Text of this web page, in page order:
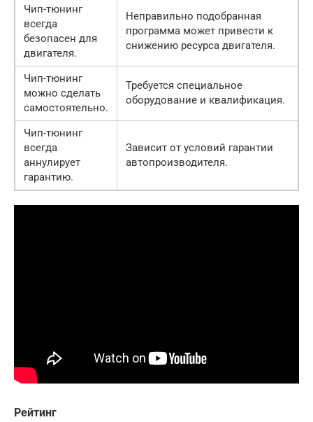
Чип-тюнинг
всегда
безопасен для
двигателя.
Неправильно подобранная
программа может привести к
снижению ресурса двигателя.
Чип-тюнинг
можно сделать
самостоятельно.
Требуется специальное
оборудование и квалификация.
Чип-тюнинг
всегда
аннулирует
гарантию.
Зависит от условий гарантии
автопроизводителя.
Рейтинг